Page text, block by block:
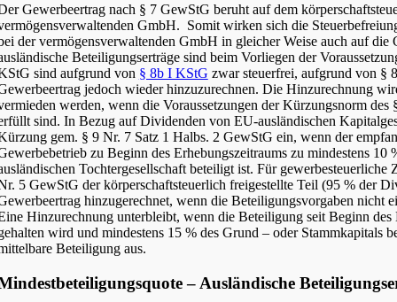
Gewerbeertrag nach § 7 GewStG beruht auf dem
GmbH. Somit wirken sich die
der vermögensverwaltenden GmbH in gleicher Weise auch auf die
Beteiligungserträge sind beim Vorliegen der
sind aufgrund von § 8b I KStG zwar steuerfrei, aufgrund von §
jedoch wieder hinzuzurechnen. Die Hinzurechnung
werden, wenn die Voraussetzungen der Kürzungsnorm des
sind. In Bezug auf Dividenden von EU-ausländischen
gem. § 9 Nr. 7 Satz 1 Halbs. 2 GewStG ein, wenn der
zu Beginn des Erhebungszeitraums zu mindestens 10
Tochtergesellschaft beteiligt ist. Für gewerbesteuerliche
5 GewStG der körperschaftsteuerlich freigestellte Teil (95 % der
hinzugerechnet, wenn die Beteiligungsvorgaben nicht
Hinzurechnung unterbleibt, wenn die Beteiligung seit Beginn des
wird und mindestens 15 % des Grund – oder Stammkapitals
Beteiligung aus.
– Ausländische